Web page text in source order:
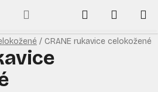
Hľadať
KOŠÍK
/ CRANE rukavice celokožené